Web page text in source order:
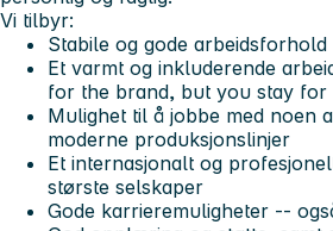
Vi tilbyr:
Stabile og gode arbeidsforhold
Et varmt og inkluderende
for the brand, but you stay for
Mulighet til å jobbe med noen
moderne produksjonslinjer
Et internasjonalt og
største selskaper
Gode karrieremuligheter --